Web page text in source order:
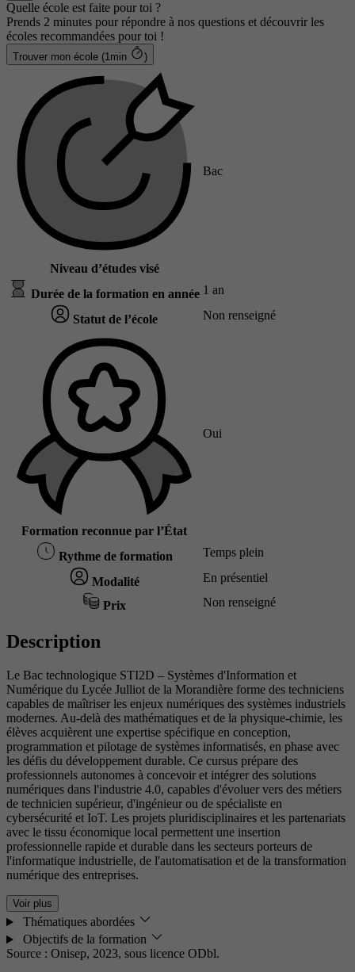
Quelle école est faite pour toi ?
Prends 2 minutes pour répondre à nos questions et découvrir les
écoles recommandées pour toi !
Trouver mon école (1min )
Niveau d’études visé
Bac
Durée de la formation en année 1 an
Statut de l’école Non renseigné
Formation reconnue par l’État
Oui
Rythme de formation Temps plein
Modalité En présentiel
Prix Non renseigné
Description
Le Bac technologique STI2D – Systèmes d'Information et
Numérique du Lycée Julliot de la Morandière forme des techniciens
capables de maîtriser les enjeux numériques des systèmes industriels
modernes. Au-delà des mathématiques et de la physique-chimie, les
élèves acquièrent une expertise spécifique en conception,
programmation et pilotage de systèmes informatisés, en phase avec
les défis du développement durable. Ce cursus prépare des
professionnels autonomes à concevoir et intégrer des solutions
numériques dans l'industrie 4.0, capables d'évoluer vers des métiers
de technicien supérieur, d'ingénieur ou de spécialiste en
cybersécurité et IoT. Les projets pluridisciplinaires et les partenariats
avec le tissu économique local permettent une insertion
professionnelle rapide et durable dans les secteurs porteurs de
l'informatique industrielle, de l'automatisation et de la transformation
numérique des entreprises.
Voir plus
Thématiques abordées
Objectifs de la formation
Source : Onisep, 2023, sous licence ODbl.